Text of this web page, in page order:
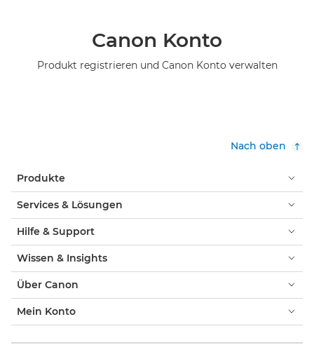
Canon Konto
Produkt registrieren und Canon Konto verwalten
Nach oben
Produkte
Services & Lösungen
Hilfe & Support
Wissen & Insights
Über Canon
Mein Konto